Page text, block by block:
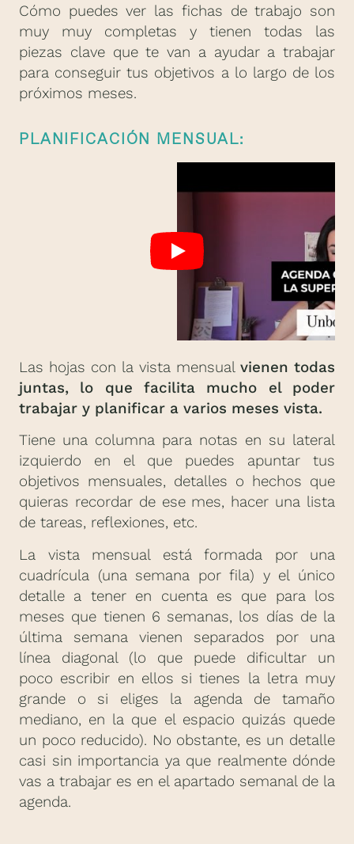
Cómo puedes ver las fichas de trabajo son
muy muy completas y tienen todas las
piezas clave que te van a ayudar a trabajar
para conseguir tus objetivos a lo largo de los
próximos meses.
PLANIFICACIÓN MENSUAL:
Las hojas con la vista mensual vienen todas
juntas, lo que facilita mucho el poder
trabajar y planificar a varios meses vista.
Tiene una columna para notas en su lateral
izquierdo en el que puedes apuntar tus
objetivos mensuales, detalles o hechos que
quieras recordar de ese mes, hacer una lista
de tareas, reflexiones, etc.
La vista mensual está formada por una
cuadrícula (una semana por fila) y el único
detalle a tener en cuenta es que para los
meses que tienen 6 semanas, los días de la
última semana vienen separados por una
línea diagonal (lo que puede dificultar un
poco escribir en ellos si tienes la letra muy
grande o si eliges la agenda de tamaño
mediano, en la que el espacio quizás quede
un poco reducido). No obstante, es un detalle
casi sin importancia ya que realmente dónde
vas a trabajar es en el apartado semanal de la
agenda.